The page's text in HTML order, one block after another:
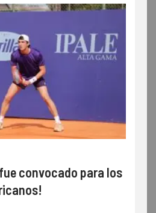
convocado para los